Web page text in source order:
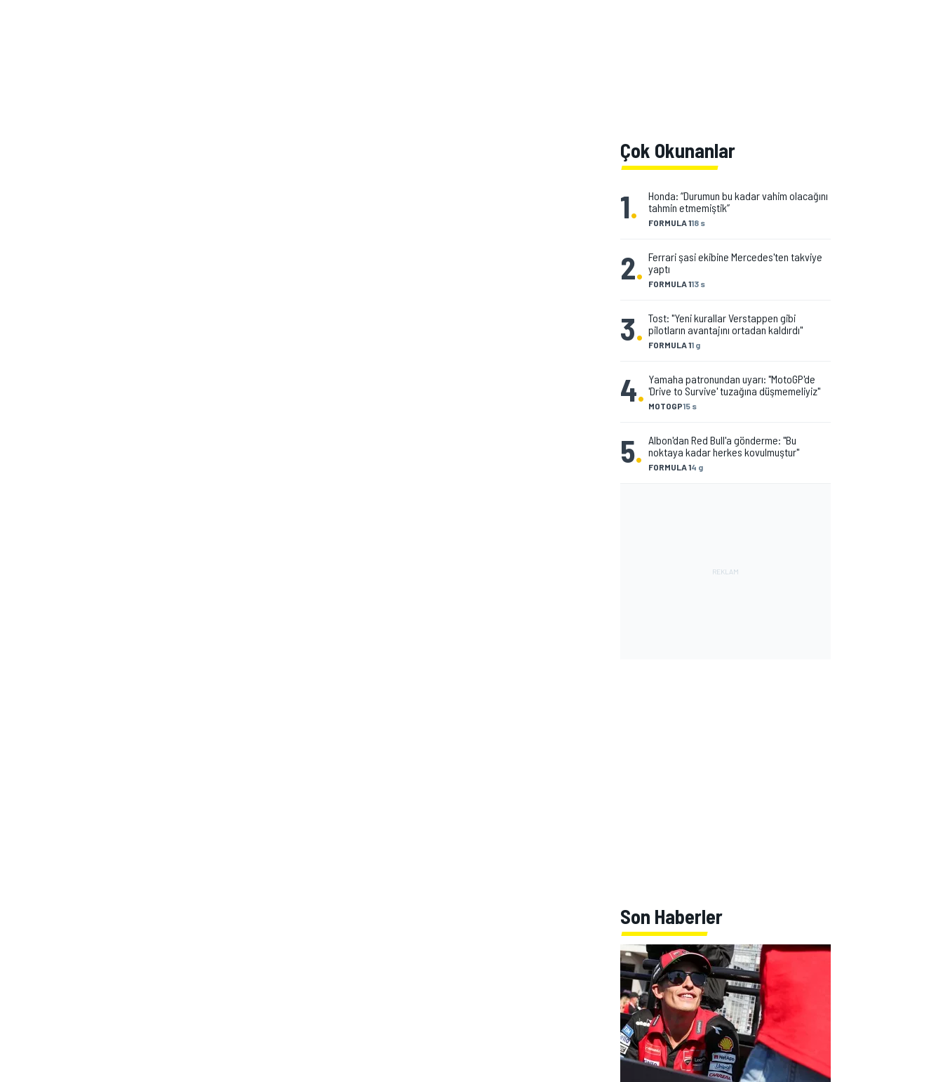
Çok Okunanlar
1. FORMULA 118 s
Honda: “Durumun bu kadar vahim olacağını
tahmin etmemiştik”
2. FORMULA 113 s
Ferrari şasi ekibine Mercedes'ten takviye
yaptı
3. FORMULA 11 g
Tost: "Yeni kurallar Verstappen gibi
pilotların avantajını ortadan kaldırdı"
4. MOTOGP15 s
Yamaha patronundan uyarı: "MotoGP'de
'Drive to Survive' tuzağına düşmemeliyiz"
5. FORMULA 14 g
Albon'dan Red Bull'a gönderme: "Bu
noktaya kadar herkes kovulmuştur"
Son Haberler